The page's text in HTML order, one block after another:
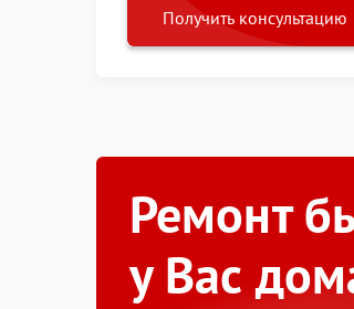
Получить консультацию
Ремонт
у Вас